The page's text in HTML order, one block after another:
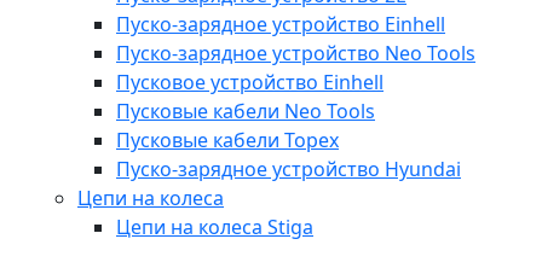
Пуско-зарядное устройство Einhell
Пуско-зарядное устройство Neo Tools
Пусковое устройство Einhell
Пусковые кабели Neo Tools
Пусковые кабели Topex
Пуско-зарядное устройство Hyundai
Цепи на колеса
Цепи на колеса Stiga